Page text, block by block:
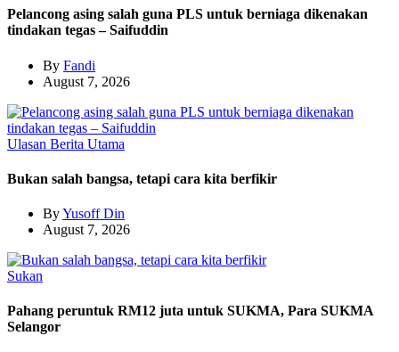
Pelancong asing salah guna PLS untuk berniaga dikenakan
tindakan tegas – Saifuddin
By Fandi
August 7, 2026
Ulasan Berita Utama
Bukan salah bangsa, tetapi cara kita berfikir
ByYusoff Din
August 7, 2026
Sukan
Pahang peruntuk RM12 juta untuk SUKMA, Para SUKMA
Selangor